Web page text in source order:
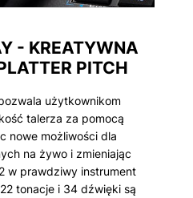
- KREATYWNA
PITCH
użytkownikom
talerza za pomocą
nowe możliwości dla
na żywo i zmieniając
w prawdziwy instrument
tonacje i 34 dźwięki są